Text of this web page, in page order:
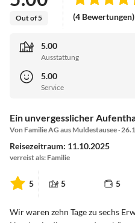
Out of 5 (4 Bewertungen)
5.00
Ausstattung
5.00
Service
Ein unvergesslicher
Von Familie AG aus Muldestausee ·
Reisezeitraum: 11.10.2025
verreist als: Familie
5 5 5
Wir waren zehn Tage zu sechs